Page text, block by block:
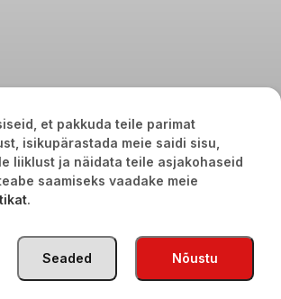
et pakkuda teile parimat
isikupärastada meie saidi sisu,
liiklust ja näidata teile asjakohaseid
saamiseks vaadake meie
.
Nõustu
Seaded